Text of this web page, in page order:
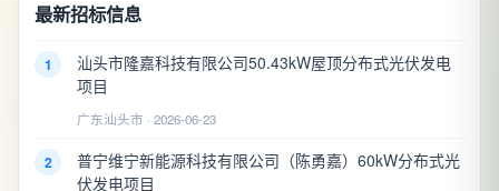
最新招标信息
1
汕头市隆嘉科技有限公司50.43kW屋顶分布式光伏发电
项目
广东汕头市 · 2026-06-23
2
普宁维宁新能源科技有限公司（陈勇嘉）60kW分布式光
伏发电项目